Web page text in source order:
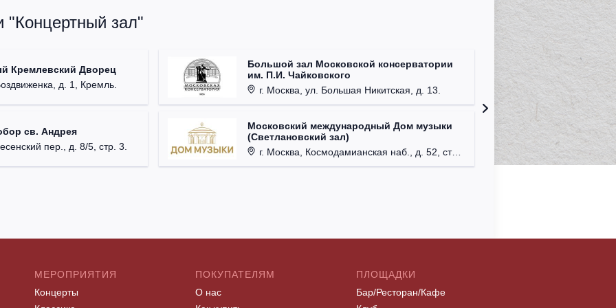
"Концертный зал"
Кремлевский Дворец
д. 1, Кремль.
св. Андрея
пер., д. 8/5, стр. 3.
Большой зал Московской консерватории
им. П.И. Чайковского
г. Москва, ул. Большая Никитская, д. 13.
Московский международный Дом музыки
(Светлановский зал)
г. Москва, Космодамианская наб., д. 52, стр. 8.
г.
Клуб
г.
МЕРОПРИЯТИЯ
Концерты
ПОКУПАТЕЛЯМ
О нас
ПЛОЩАДКИ
Бар/Ресторан/Кафе